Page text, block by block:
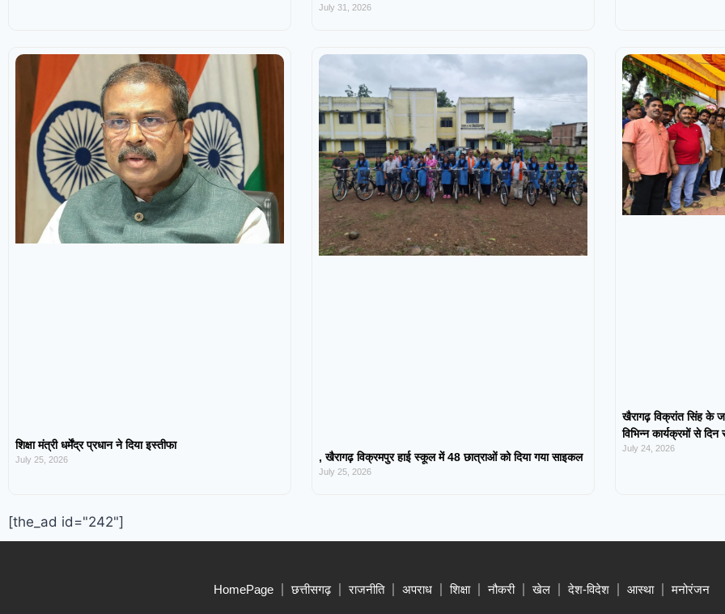
July 31, 2026
शिक्षा मंत्री धर्मेंद्र प्रधान ने दिया इस्तीफा
July 25, 2026 , खैरागढ़ विक्रमपुर हाई स्कूल में 48 छात्राओं को दिया गया साइकल
July 25, 2026
खैरागढ़ विक्रांत सिंह के
विभिन्न कार्यक्रमों से दिन
July 24, 2026
[the_ad id="242"]
HomePage छत्तीसगढ़ राजनीति अपराध शिक्षा नौकरी खेल देश-विदेश आस्था मनोरंजन